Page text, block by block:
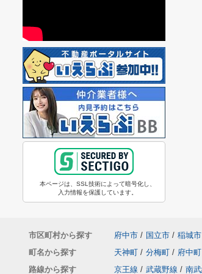
本ページは、SSL技術によって暗号化し、
入力情報を保護しています。
市区町村から探す 府中市 / 国立市 / 稲城市
町名から探す
天神町 / 分梅町 / 府中町
路線から探す
京王線 / 武蔵野線 / 南